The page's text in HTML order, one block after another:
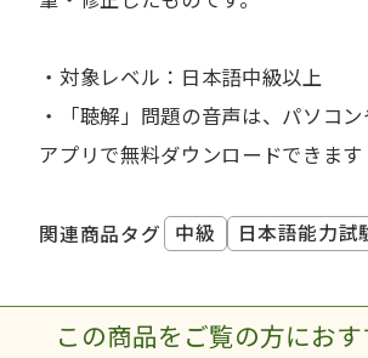
・対象レベル：日本語中級以上
・「聴解」問題の音声は、パソコン
アプリで無料ダウンロードできます
関連商品タグ 中級 日本語能力試
この商品をご覧の方にお